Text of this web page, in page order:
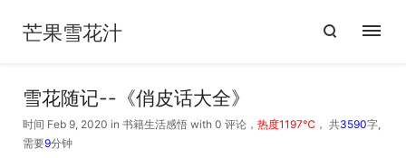
芒果雪花汁
雪花随记--《俏皮话大全》
时间 Feb 9, 2020 in 书籍生活感悟 with 0 评论 ， 热度1197℃ ， 共3590字,
需要9分钟